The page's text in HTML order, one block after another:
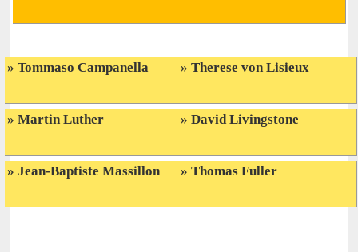
Tommaso Campanella
Martin Luther
Jean-Baptiste Massillon
Therese von Lisieux
David Livingstone
Thomas Fuller